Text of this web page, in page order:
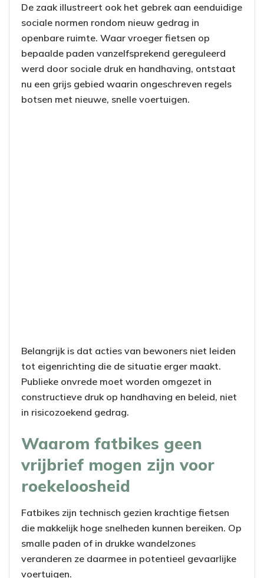
De zaak illustreert ook het gebrek aan eenduidige
sociale normen rondom nieuw gedrag in
openbare ruimte. Waar vroeger fietsen op
bepaalde paden vanzelfsprekend gereguleerd
werd door sociale druk en handhaving, ontstaat
nu een grijs gebied waarin ongeschreven regels
botsen met nieuwe, snelle voertuigen.
Belangrijk is dat acties van bewoners niet leiden
tot eigenrichting die de situatie erger maakt.
Publieke onvrede moet worden omgezet in
constructieve druk op handhaving en beleid, niet
in risicozoekend gedrag.
Waarom fatbikes geen
vrijbrief mogen zijn voor
roekeloosheid
Fatbikes zijn technisch gezien krachtige fietsen
die makkelijk hoge snelheden kunnen bereiken. Op
smalle paden of in drukke wandelzones
veranderen ze daarmee in potentieel gevaarlijke
voertuigen.